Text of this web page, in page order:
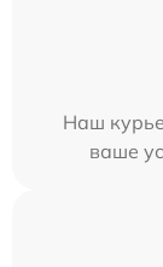
Наш
ваше